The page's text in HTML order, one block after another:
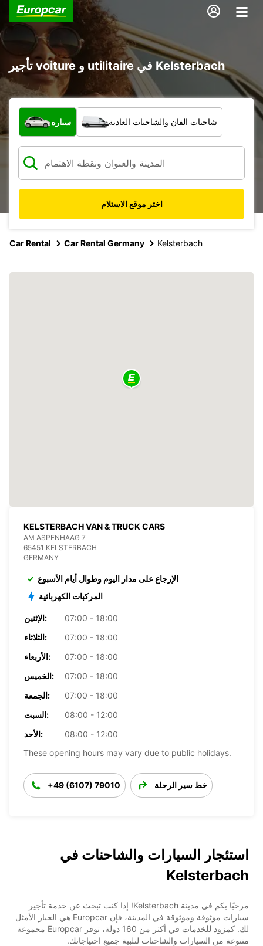
تأجير voiture و utilitaire في Kelsterbach
ما نوع المركبة؟
سيارة شاحنات الفان والشاحنات العادية
اختر موقع الاستلام
Car Rental Car Rental Germany Kelsterbach
KELSTERBACH VAN & TRUCK CARS
AM ASPENHAAG 7
65451 KELSTERBACH
GERMANY
الإرجاع على مدار اليوم وطوال أيام الأسبوع
المركبات الكهربائية
الإثنين:
07:00 - 18:00
الثلاثاء:
07:00 - 18:00
الأربعاء:
07:00 - 18:00
الخميس:
07:00 - 18:00
الجمعة:
07:00 - 18:00
السبت:
08:00 - 12:00
الأحد:
08:00 - 12:00
These opening hours may vary due to public holidays.
+49 (6107) 79010 خط سير الرحلة
استئجار السيارات والشاحنات في
Kelsterbach
مرحبًا بكم في مدينة Kelsterbach! إذا كنت تبحث عن خدمة تأجير
سيارات موثوقة وموثوقة في المدينة، فإن Europcar هي الخيار الأمثل
لك. كمزود للخدمات في أكثر من 160 دولة، توفر Europcar مجموعة
متنوعة من السيارات والشاحنات لتلبية جميع احتياجاتك.